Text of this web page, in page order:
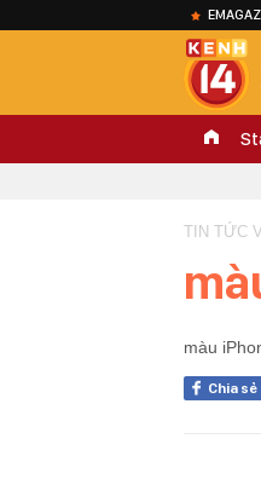
TIN TỨC
màu
Chia sẻ